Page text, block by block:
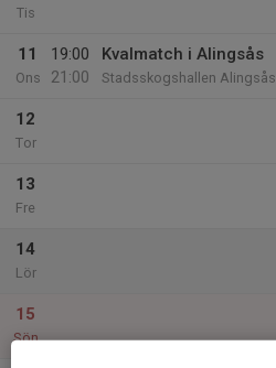
Tis
11
Ons
19:00
21:00
Kvalmatch i Alingsås
Stadsskogshallen Alingsås
12
Tor
13
Fre
14
Lör
15
Sön